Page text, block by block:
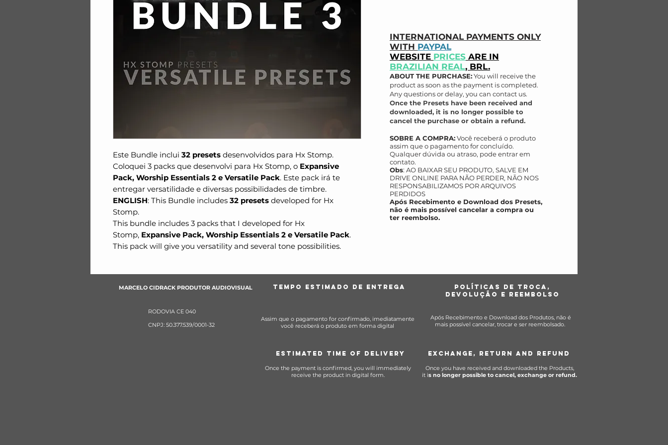
Este Bundle inclui 32 presets desenvolvidos para Hx Stomp.
Coloquei 3 packs que desenvolvi para Hx Stomp, o Expansive
Pack, Worship Essentials 2 e Versatile Pack. Este pack irá te
entregar versatilidade e diversas possibilidades de timbre.
ENGLISH: This Bundle includes 32 presets developed for Hx
Stomp.
This bundle includes 3 packs that I developed for Hx
Stomp, Expansive Pack, Worship Essentials 2 e Versatile Pack.
This pack will give you versatility and several tone possibilities.
INTERNATIONAL PAYMENTS ONLY
WITH PAYPAL
WEBSITE PRICES ARE IN
BRAZILIAN REAL, BRL.
ABOUT THE PURCHASE:You will receive the
product as soon as the payment is completed.
Any questions or delay, you can contact us.
Once the Presets have been received and
downloaded, it is no longer possible to
cancel the purchase or obtain a refund.
SOBRE A COMPRA:Você receberá o produto
assim que o pagamento for concluído.
Qualquer dúvida ou atraso, pode entrar em
contato.
Obs: AO BAIXAR SEU PRODUTO, SALVE EM
DRIVE ONLINE PARA NÃO PERDER, NÃO NOS
RESPONSABILIZAMOS POR ARQUIVOS
PERDIDOS
Após Recebimento e Download dos Presets,
não é mais possível cancelar a compra ou
ter reembolso.
MARCELO CIDRACK PRODUTOR AUDIOVISUAL TEMPO ESTIMADO DE ENTREGA
RODOVIA CE 040
Assim que o pagamento for confirmado, imediatamente
você receberá o produto em forma digital
CNPJ: 50.377.539/0001-32
POLÍTICas DE TROCA,
DEVOLUÇÃO E REEMBOLSO
Após Recebimento e Download dos Produtos, não é
mais possível cancelar, trocar e ser reembolsado.
EXCHANGE, RETURN AND REFUND
ESTIMATED TIME OF DELIVERY
Once you have received and downloaded the Products,
it is no longer possible to cancel, exchange or refund.
Once the payment is confirmed, you will immediately
receive the product in digital form.